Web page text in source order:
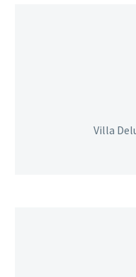
Villa